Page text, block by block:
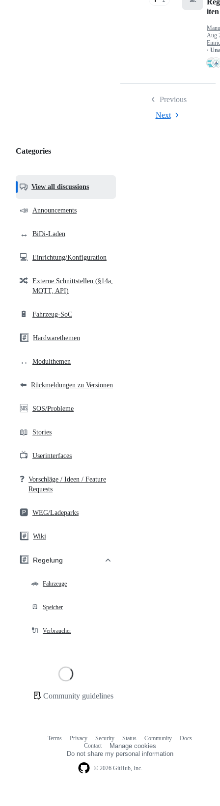
Categories,
helpful,
and
community
Categories
View all discussions
📣 Announcements
↔️ BiDi-Laden
💻 Einrichtung/Konfiguration
🔀 Externe Schnittstellen (§14a,
MQTT, API)
🔋 Fahrzeug-SoC
#️⃣ Hardwarethemen
↔️ Modulthemen
⬅️ Rückmeldungen zu Versionen
🆘 SOS/Probleme
📖 Stories
📺 Userinterfaces
❓ Vorschläge / Ideen / Feature
Requests
🅿️ WEG/Ladeparks
#️⃣ Wiki
#️⃣ Regelung
🚗 Fahrzeuge
🪫 Speicher
🔌 Verbraucher
Community guidelines
iten
Aug
·
Previous
Next
© 2026 GitHub, Inc.
Terms Privacy Security Status Community
Docs
Contact
Manage cookies
Do not share my personal information